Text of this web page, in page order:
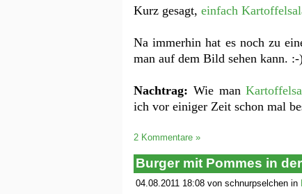
Kurz gesagt, einfach
Na immerhin hat es noch zu
man auf dem Bild sehen kann. :-
Nachtrag: Wie man
ich vor einiger Zeit schon mal
2 Kommentare »
Burger mit Pommes in
04.08.2011 18:08 von schnurpselchen in